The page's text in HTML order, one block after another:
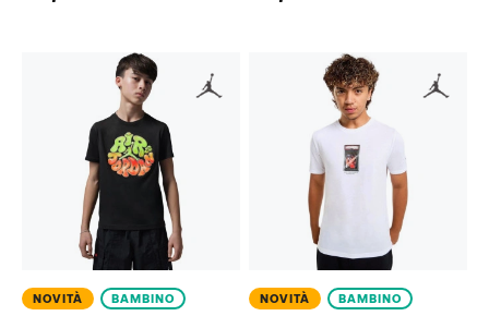
NOVITÀ BAMBINO NOVITÀ BAMBINO